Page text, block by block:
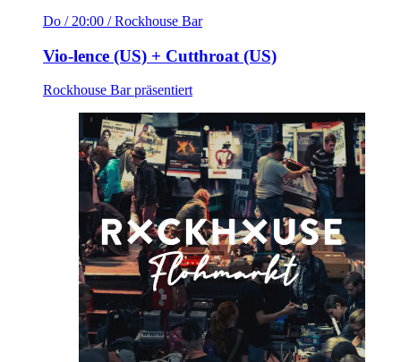
Do / 20:00 / Rockhouse Bar
Vio-lence (US) + Cutthroat (US)
Rockhouse Bar präsentiert